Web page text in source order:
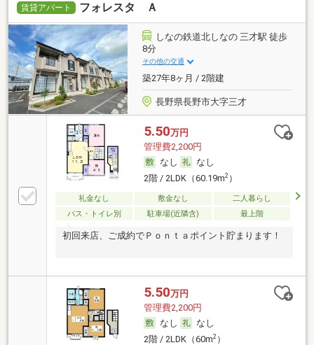
賃貸アパート フォレスタ Ａ
しなの鉄道北しなの 三才駅 徒歩
8分
その他の交通
築27年8ヶ月 / 2階建
長野県長野市大字三才
5.50万円
管理費2,200円
なし
なし
2階 / 2LDK（60.19m2）
礼金なし 敷金なし
二人暮らし
バス・トイレ別
駐車場(近隣含) 最上階
初回来店、ご成約でＰｏｎｔａポイント貯まります！
5.50万円
管理費2,200円
なし
なし
2階 / 2LDK（60m2）